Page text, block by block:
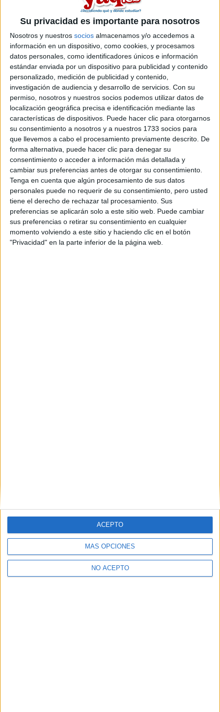
Su privacidad es importante para nosotros
Nosotros y nuestros socios almacenamos y/o accedemos a
información en un dispositivo, como cookies, y procesamos
datos personales, como identificadores únicos e información
estándar enviada por un dispositivo para publicidad y contenido
personalizado, medición de publicidad y contenido,
investigación de audiencia y desarrollo de servicios. Con su
permiso, nosotros y nuestros socios podemos utilizar datos de
localización geográfica precisa e identificación mediante las
características de dispositivos. Puede hacer clic para otorgarnos
su consentimiento a nosotros y a nuestros 1733 socios para
que llevemos a cabo el procesamiento previamente descrito. De
forma alternativa, puede hacer clic para denegar su
consentimiento o acceder a información más detallada y
cambiar sus preferencias antes de otorgar su consentimiento.
Tenga en cuenta que algún procesamiento de sus datos
personales puede no requerir de su consentimiento, pero usted
tiene el derecho de rechazar tal procesamiento. Sus
preferencias se aplicarán solo a este sitio web. Puede cambiar
sus preferencias o retirar su consentimiento en cualquier
momento volviendo a este sitio y haciendo clic en el botón
"Privacidad" en la parte inferior de la página web.
MÁS OPCIONES
NO ACEPTO
ACEPTO
Sobre ti
Soy:*
Chico
Chica
¿En qué año terminas (o terminaste) bachillerato o FP?
Soy estudiante de:*
Términos y Condiciones de Uso
Aceptolos Términos y Condicionesde uso*
Y como regalo de agradecimiento, por registrarte te daremos
gratis una copia de nuestro ebook con 100 consejos para tu
primer año de universidad